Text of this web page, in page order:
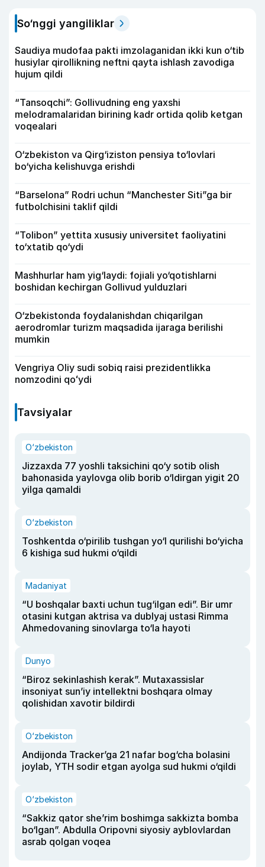
So‘nggi yangiliklar
Saudiya mudofaa pakti imzolaganidan ikki kun o‘tib
husiylar qirollikning neftni qayta ishlash zavodiga
hujum qildi
“Tansoqchi”: Gollivudning eng yaxshi
melodramalaridan birining kadr ortida qolib ketgan
voqealari
O‘zbekiston va Qirg‘iziston pensiya to‘lovlari
bo‘yicha kelishuvga erishdi
“Barselona” Rodri uchun “Manchester Siti”ga bir
futbolchisini taklif qildi
“Tolibon” yettita xususiy universitet faoliyatini
to‘xtatib qo‘ydi
Mashhurlar ham yig‘laydi: fojiali yo‘qotishlarni
boshidan kechirgan Gollivud yulduzlari
O‘zbekistonda foydalanishdan chiqarilgan
aerodromlar turizm maqsadida ijaraga berilishi
mumkin
Vengriya Oliy sudi sobiq raisi prezidentlikka
nomzodini qoʻydi
Tavsiyalar
O‘zbekiston
Jizzaxda 77 yoshli taksichini qo‘y sotib olish
bahonasida yaylovga olib borib o‘ldirgan yigit 20
yilga qamaldi
O‘zbekiston
Toshkentda o‘pirilib tushgan yo‘l qurilishi bo‘yicha
6 kishiga sud hukmi o‘qildi
Madaniyat
“U boshqalar baxti uchun tug‘ilgan edi”. Bir umr
otasini kutgan aktrisa va dublyaj ustasi Rimma
Ahmedovaning sinovlarga to‘la hayoti
Dunyo
“Biroz sekinlashish kerak”. Mutaxassislar
insoniyat sun’iy intellektni boshqara olmay
qolishidan xavotir bildirdi
O‘zbekiston
Andijonda Tracker’ga 21 nafar bog‘cha bolasini
joylab, YTH sodir etgan ayolga sud hukmi o‘qildi
O‘zbekiston
“Sakkiz qator she’rim boshimga sakkizta bomba
bo‘lgan”. Abdulla Oripovni siyosiy ayblovlardan
asrab qolgan voqea